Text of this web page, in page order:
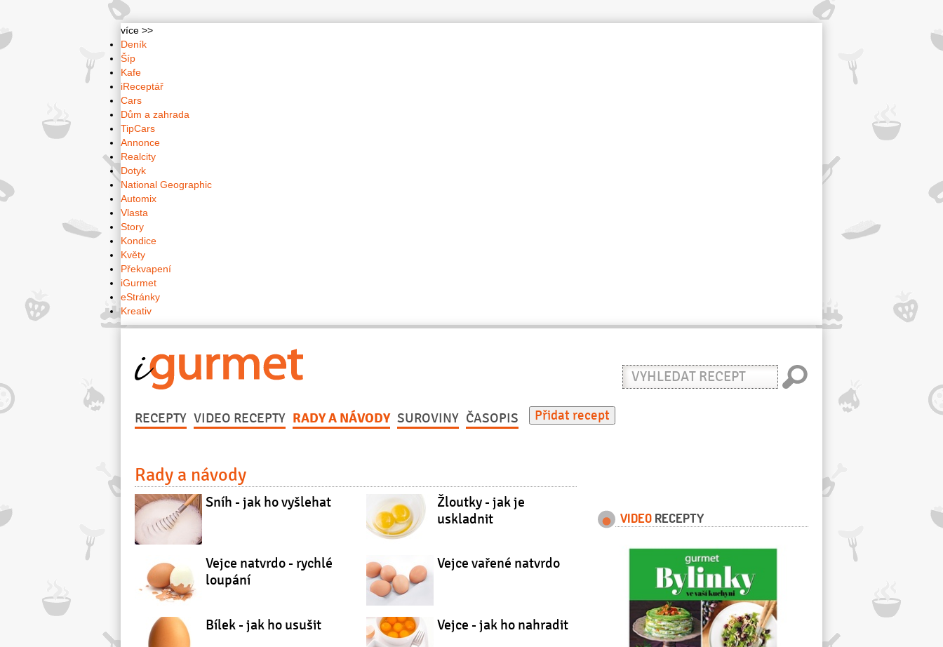
více >>
Deník
Šíp
Kafe
iReceptář
Cars
Dům a zahrada
TipCars
Annonce
Realcity
Dotyk
National Geographic
Automix
Vlasta
Story
Kondice
Květy
Překvapení
iGurmet
eStránky
Kreativ
Vyhledat
recept
RECEPTY VIDEO RECEPTY RADY A NÁVODY SUROVINY ČASOPIS Přidat recept
Rady a návody
Sníh - jak ho vyšlehat
Žloutky - jak je
uskladnit
Vejce natvrdo - rychlé
loupání
Vejce vařené natvrdo
Bílek - jak ho usušit Vejce - jak ho nahradit
VIDEO RECEPTY